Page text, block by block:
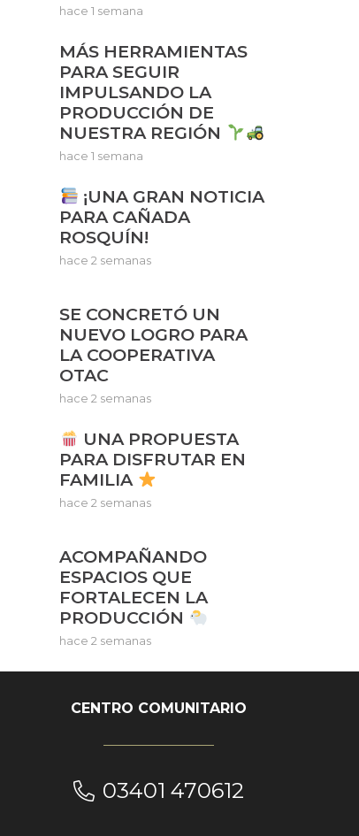
hace 1 semana
MÁS HERRAMIENTAS
PARA SEGUIR
IMPULSANDO LA
PRODUCCIÓN DE
NUESTRA REGIÓN
hace 1 semana
¡UNA GRAN NOTICIA
PARA CAÑADA
ROSQUÍN!
hace 2 semanas
SE CONCRETÓ UN
NUEVO LOGRO PARA
LA COOPERATIVA
OTAC
hace 2 semanas
UNA PROPUESTA
PARA DISFRUTAR EN
FAMILIA
hace 2 semanas
ACOMPAÑANDO
ESPACIOS QUE
FORTALECEN LA
PRODUCCIÓN
hace 2 semanas
CENTRO COMUNITARIO
03401 470612